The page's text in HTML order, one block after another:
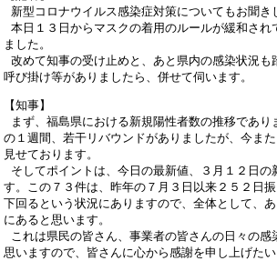
新型コロナウイルス感染症対策についてもお聞き
本日１３日からマスクの着用のルールが緩和され
ました。
改めて知事の受け止めと、あと県内の感染状況も
呼び掛け等がありましたら、併せて伺います。
【知事】
まず、福島県における新規陽性者数の推移であり
の１週間、若干リバウンドがありましたが、今ま
見せております。
そしてポイントは、今日の最新値、３月１２日の
す。この７３件は、昨年の７月３日以来２５２日
下回るという状況にありますので、全体として、
にあると思います。
これは県民の皆さん、事業者の皆さんの日々の感
思いますので、皆さんに心から感謝を申し上げたい